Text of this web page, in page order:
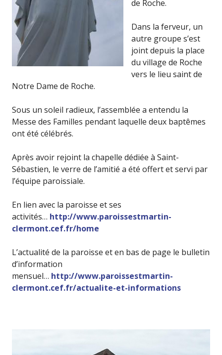
de Roche.
Dans la ferveur, un
autre groupe s’est
joint depuis la place
du village de Roche
vers le lieu saint de
Notre Dame de Roche.
Sous un soleil radieux, l’assemblée a entendu la
Messe des Familles pendant laquelle deux baptêmes
ont été célébrés.
Après avoir rejoint la chapelle dédiée à Saint-
Sébastien, le verre de l’amitié a été offert et servi par
l’équipe paroissiale.
En lien avec la paroisse et ses
activités… http://www.paroissestmartin-
clermont.cef.fr/home
L’actualité de la paroisse et en bas de page le bulletin
d’information
mensuel… http://www.paroissestmartin-
clermont.cef.fr/actualite-et-informations